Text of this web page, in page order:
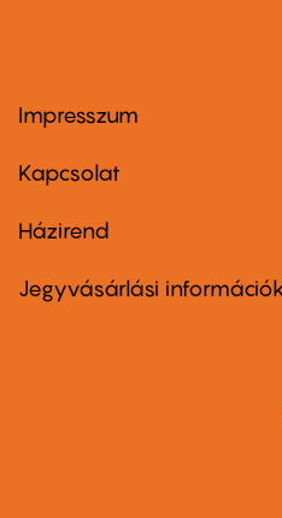
Footer
first
Impresszum
Kapcsolat
Footer
second
Házirend
Jegyvásárlási